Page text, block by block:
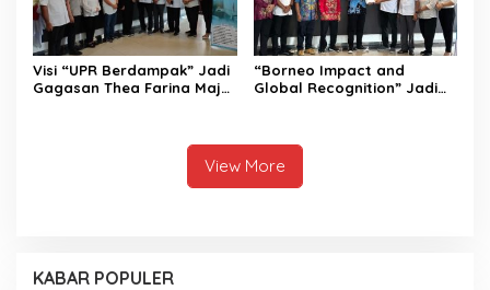
Visi “UPR Berdampak” Jadi
Gagasan Thea Farina Maju
“Borneo Impact and
Global Recognition” Jadi
View More
KABAR POPULER